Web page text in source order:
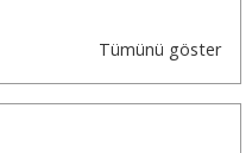
Tümünü göster